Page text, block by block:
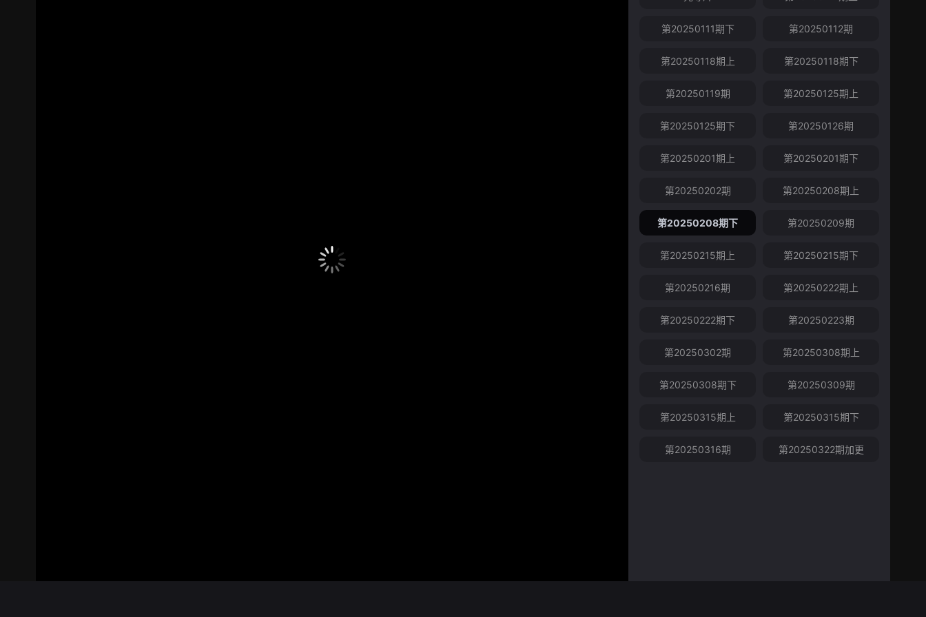
第20250111期下 第20250112期
第20250118期上 第20250118期下
第20250119期 第20250125期上
第20250125期下 第20250126期
第20250201期上 第20250201期下
第20250202期 第20250208期上
第20250208期下 第20250209期
第20250215期上 第20250215期下
第20250216期 第20250222期上
第20250222期下 第20250223期
第20250302期 第20250308期上
第20250308期下 第20250309期
第20250315期上 第20250315期下
第20250316期 第20250322期加更